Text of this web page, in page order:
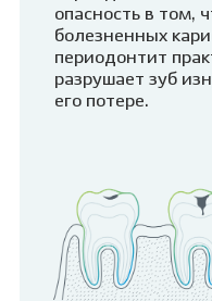
опасность в том,
болезненных
периодонтит
разрушает зуб
его потере.